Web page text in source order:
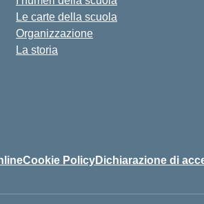
Le carte della scuola
Organizzazione
La storia
Cookie PolicyDichiarazione di